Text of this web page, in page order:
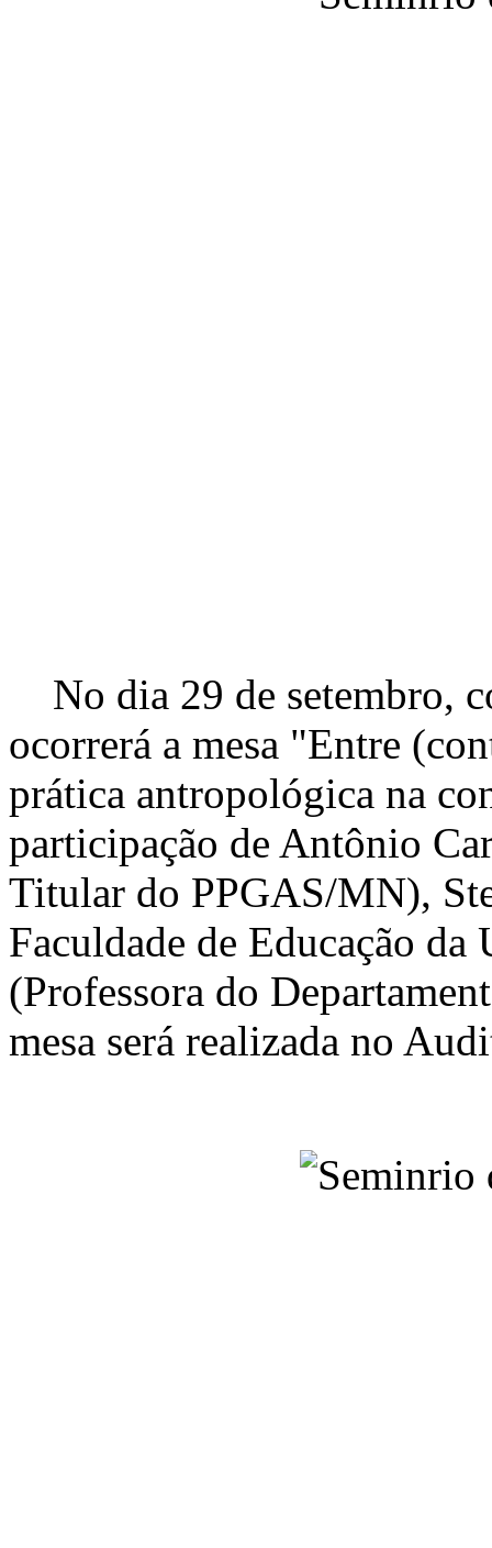
No dia 29 de setembro,
ocorrerá a mesa "Entre
prática antropológica na
participação de Antônio
Titular do PPGAS/MN),
Faculdade de Educação
(Professora do
mesa será realizada no